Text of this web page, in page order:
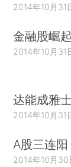
2014年10月31
金融股崛
2014年10月31
达能成雅
2014年10月31
A股三连
2014年10月30